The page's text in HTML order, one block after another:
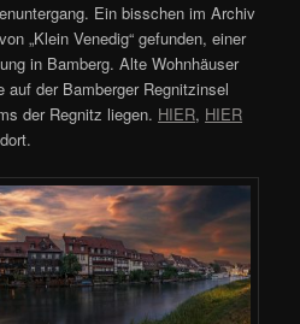
Ein bisschen im Archiv
„Klein Venedig“ gefunden, einer
in Bamberg. Alte Wohnhäuser
der Bamberger Regnitzinsel
der Regnitz liegen. HIER, HIER